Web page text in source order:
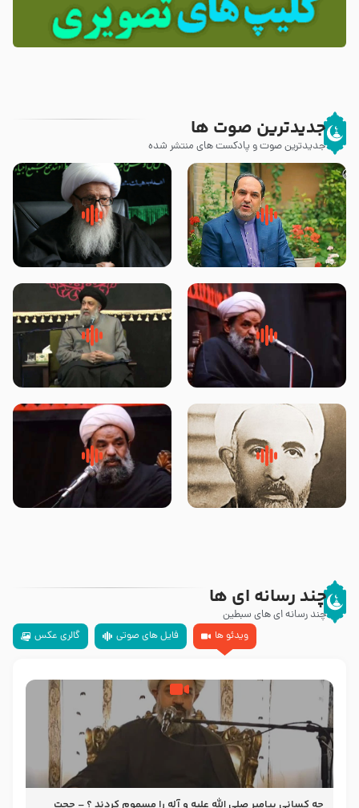
جدیدترین صوت ها
جدیدترین صوت و پادکست های منتشر شده
پیامبر صلی الله علیه وآله و سلم
فرمودند وای بر بچه های آخر
زوّار اربعین امام حسین (علیه
السلام) با این اشتیاق به زیارت
روضه جانسوز پاره های جگر امام
حسن مجتبی علیه السلام-حجت
لقب حضرت رقیه سلام الله علیها به
چه معناست – حجت الاسلام علوی
روضه‌ی مجلس یزید ملعون و
اسارت اهل‌بیت علیهم‌السلام –
سلام جوانی که امام حسین علیه
السلام خودش جوابش را دادند
چند رسانه ای ها
چند رسانه ای های سبطین
ویدئو ها
فایل های صوتی گالری عکس
چه کسانی پیامبر صلی الله علیه و آله را مسموم کردند ؟ – حجت